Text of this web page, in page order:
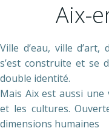
Aix-
Ville d’eau, ville d’art,
s’est construite et se
double identité.
Mais Aix est aussi
et les cultures.
dimensions humaines